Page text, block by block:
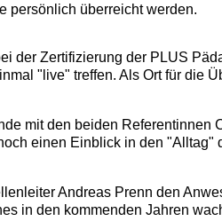
persönlich überreicht werden.
der Zertifizierung der PLUS
"live" treffen. Als Ort für die
mit den beiden Referentinnen
einen Einblick in den "Alltag"
Andreas Prenn den
in den kommenden Jahren